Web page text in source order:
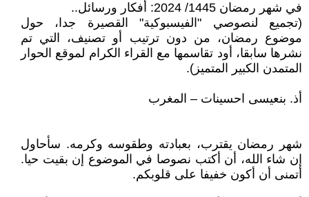
في شهر رمضان 1445/ 2024: أفكار ورسائل..
(تجميع لنصوصي "الفيسبوكية" القصيرة جدا، حول
موضوع رمضان، من دون ترتيب أو تصنيف، التي تم
نشرها سابقا، أود تقاسمها مع القراء الكرام لموقع الحوار
المتمدن الكبير المتميز).
أذ. بنعيسى احسينات – المغرب
شهر رمضان يقترب، بعبادته وطقوسه وكرمه. سأحاول
إن شاء الله، أن أكتب نصوصا في الموضوع إن بقيت حيا.
أتمنى أن أكون خفيفا على قلوبكم.